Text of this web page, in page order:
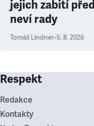
jejich zabití
neví rady
Tomáš Lindner•5. 8. 2026
Respekt
Redakce
Kontakty